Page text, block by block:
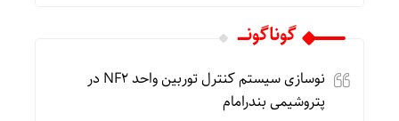
گوناگونـــــ
نوسازی سیستم کنترل توربین واحد NF2 در
پتروشیمی بندرامام